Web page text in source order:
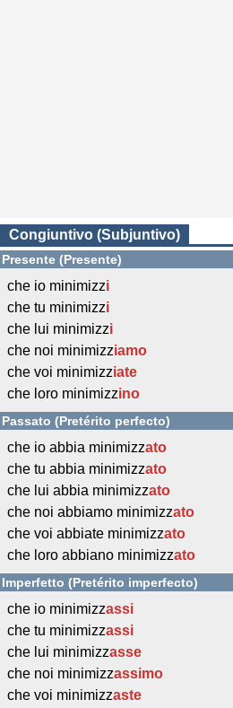
Congiuntivo (Subjuntivo)
Presente (Presente)
che io minimizzi
che tu minimizzi
che lui minimizzi
che noi minimizziamo
che voi minimizziate
che loro minimizzino
Passato (Pretérito perfecto)
che io abbia minimizzato
che tu abbia minimizzato
che lui abbia minimizzato
che noi abbiamo minimizzato
che voi abbiate minimizzato
che loro abbiano minimizzato
Imperfetto (Pretérito imperfecto)
che io minimizzassi
che tu minimizzassi
che lui minimizzasse
che noi minimizzassimo
che voi minimizzaste